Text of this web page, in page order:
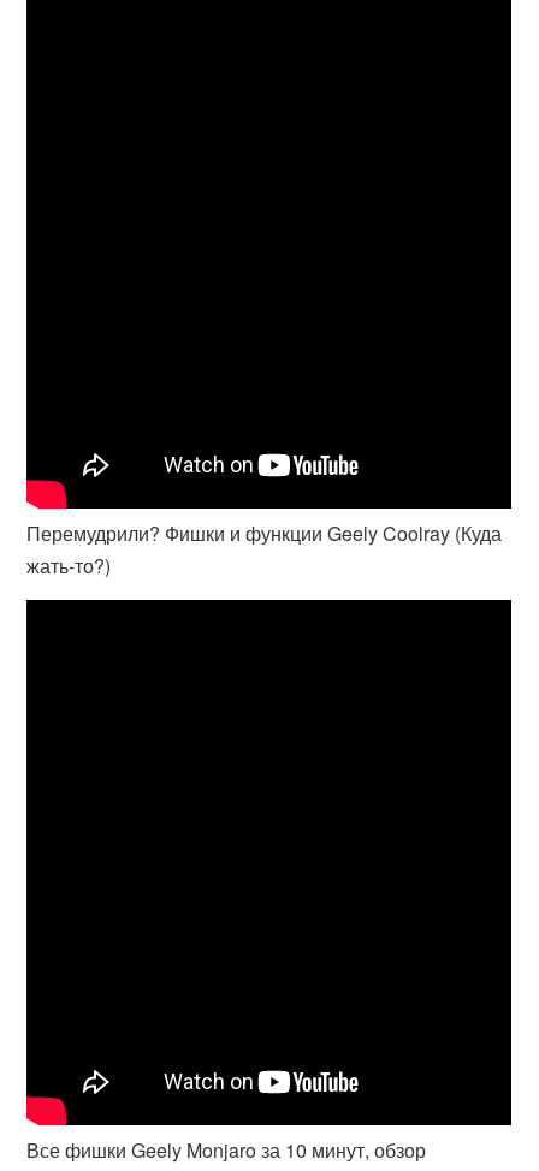
Перемудрили? Фишки и функции Geely Coolray (Куда
жать-то?)
Все фишки Geely Monjaro за 10 минут, обзор